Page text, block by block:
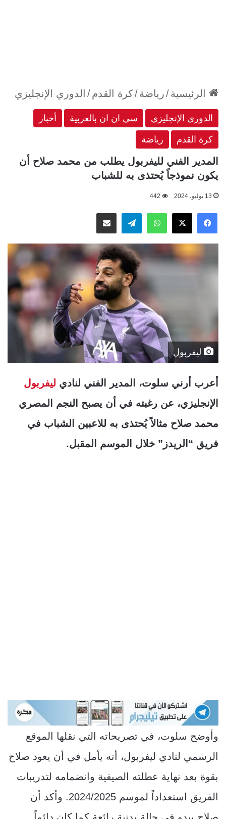
الرئيسية/رياضة/كرة القدم/ الدوري الإنجليزي
الدوري الإنجليزي سي ان ان بالعربية أخبار
كرة القدم رياضة
المدير الفني لليفربول يطلب من محمد صلاح أن
يكون نموذجاً يُحتذى به للشباب
13 يوليو، 2024 442
فيسبوك
‫X واتسابتيلقراممشاركة عبر البريد
ليفربول
أعرب أرني سلوت، المدير الفني لنادي ليفربول
الإنجليزي، عن رغبته في أن يصبح النجم المصري
محمد صلاح مثالاً يُحتذى به للاعبين الشباب في
فريق “الريدز” خلال الموسم المقبل.
وأوضح سلوت، في تصريحاته التي نقلها الموقع
الرسمي لنادي ليفربول، أنه يأمل في أن يعود صلاح
بقوة بعد نهاية عطلته الصيفية وانضمامه لتدريبات
الفريق استعداداً لموسم 2024/2025. وأكد أن
صلاح يبدو في حالة بدنية رائعة كما كان دائماً.